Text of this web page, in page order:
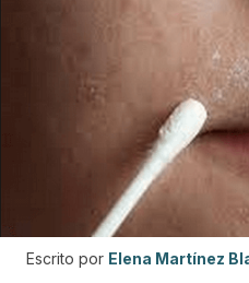
Escrito por Elena Martínez